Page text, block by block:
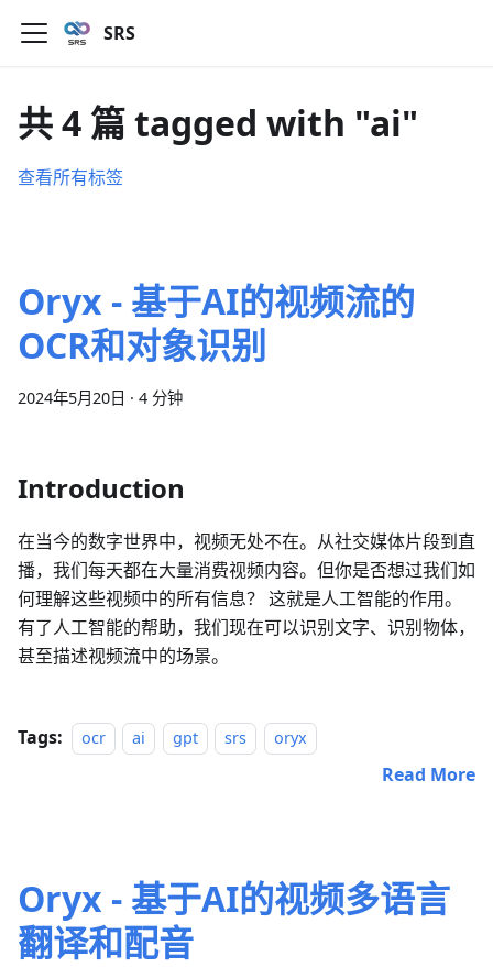
SRS
共 4 篇 tagged with "ai"
查看所有标签
Oryx - 基于AI的视频流的
OCR和对象识别
2024年5月20日 · 4 分钟
Introduction
在当今的数字世界中，视频无处不在。从社交媒体片段到直
播，我们每天都在大量消费视频内容。但你是否想过我们如
何理解这些视频中的所有信息？ 这就是人工智能的作用。
有了人工智能的帮助，我们现在可以识别文字、识别物体，
甚至描述视频流中的场景。
Tags: ocr ai gpt srs oryx
Read More
Oryx - 基于AI的视频多语言
翻译和配音